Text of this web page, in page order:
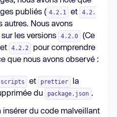
publiés ( 4.2.1 et
4.2.
autres. Nous avons
les versions
4.2.0
(Ce
4.2.2
pour comprendre
que nous avons observé :
scripts et prettier
la
du
package.json .
insérer du code malveillant